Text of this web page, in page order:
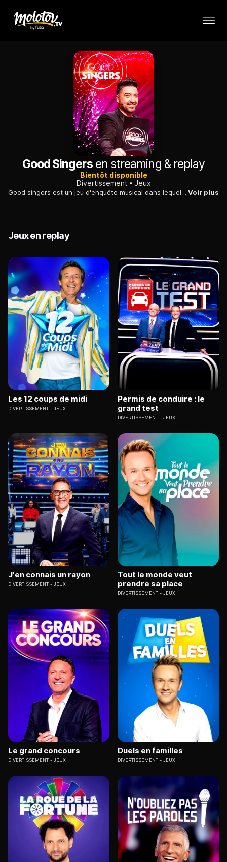
Good Singersen streaming & replay
Bientôt disponible
Divertissement
Jeux
Good singers est un jeu d'enquête musical dans lequel des chanteurs anonymes très talentueux et d'autres beaucoup moins, devront être identifiés par des "profilers".Voir plus
Jeux en replay
Les 12 coups de midi
DIVERTISSEMENT JEUX
Permis de conduire : le
grand test
DIVERTISSEMENT JEUX
J'en connais un rayon
DIVERTISSEMENT JEUX
Tout le monde veut
prendre sa place
DIVERTISSEMENT JEUX
Le grand concours
DIVERTISSEMENT JEUX
Duels en familles
DIVERTISSEMENT JEUX